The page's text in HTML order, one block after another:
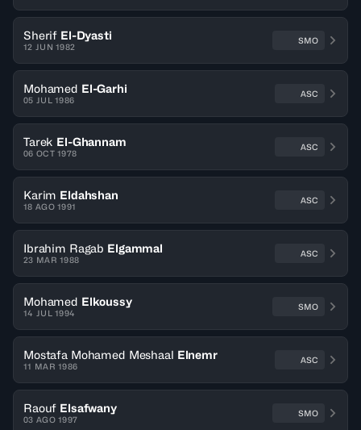
Sherif El-Dyasti
12 JUN 1982
SMO
Mohamed El-Garhi
05 JUL 1986
ASC
Tarek El-Ghannam
06 OCT 1978
ASC
Karim Eldahshan
18 AGO 1991
ASC
Ibrahim Ragab Elgammal
23 MAR 1988
ASC
Mohamed Elkoussy
14 JUL 1994
SMO
Mostafa Mohamed Meshaal Elnemr
11 MAR 1986
ASC
Raouf Elsafwany
03 AGO 1997
SMO